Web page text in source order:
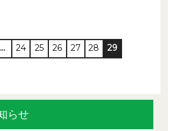
… 24 25 26 27 28 29
らせ